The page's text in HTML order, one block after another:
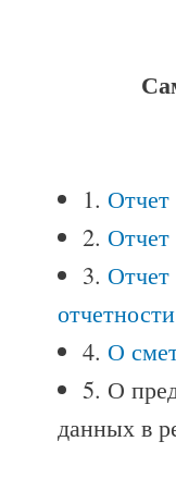
1. Отчет
2. Отчет
3. Отчет
4. О
5. О
данных в